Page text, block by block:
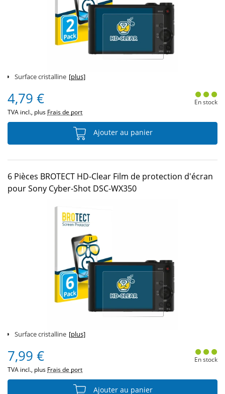
Surface cristalline [plus]
4,79 €
TVA incl., plus Frais de port
En stock
Ajouter au panier
6 Pièces BROTECT HD-Clear Film de protection d'écran
pour Sony Cyber-Shot DSC-WX350
Surface cristalline [plus]
7,99 €
TVA incl., plus Frais de port
En stock
Ajouter au panier